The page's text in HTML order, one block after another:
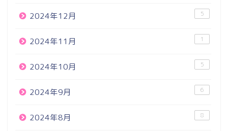
2024年12月 5
2024年11月 1
2024年10月 5
2024年9月 6
2024年8月 8